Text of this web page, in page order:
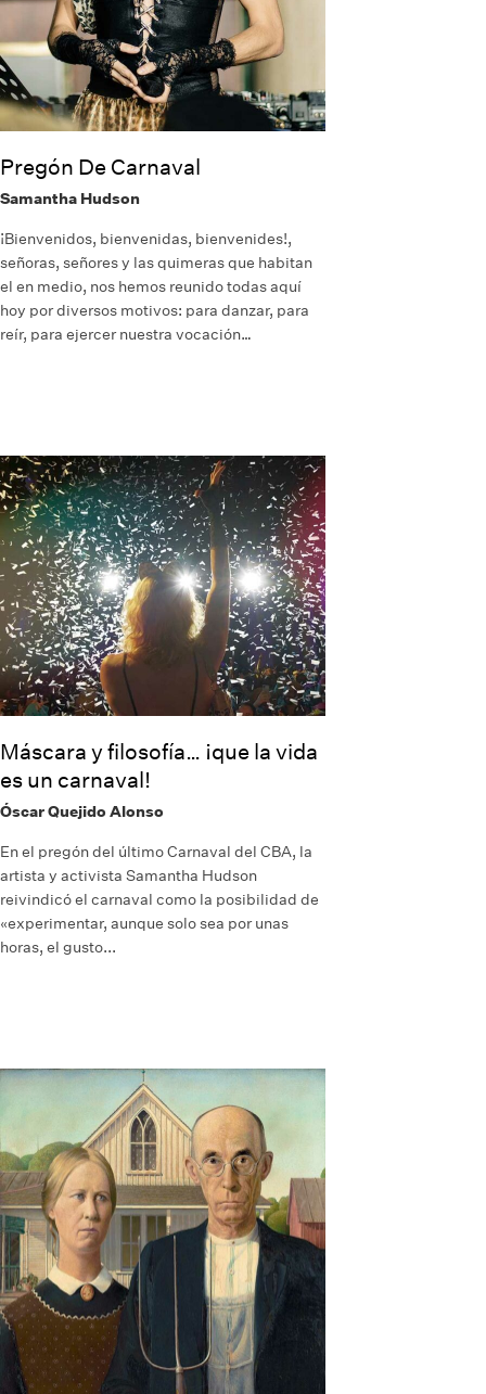
Pregón De Carnaval
Samantha Hudson
¡Bienvenidos, bienvenidas, bienvenides!,
señoras, señores y las quimeras que habitan
el en medio, nos hemos reunido todas aquí
hoy por diversos motivos: para danzar, para
reír, para ejercer nuestra vocación…
Máscara y filosofía… ¡que la vida
es un carnaval!
Óscar Quejido Alonso
En el pregón del último Carnaval del CBA, la
artista y activista Samantha Hudson
reivindicó el carnaval como la posibilidad de
«experimentar, aunque solo sea por unas
horas, el gusto...